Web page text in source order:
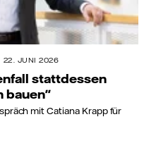
22. JUNI 2026
stattdessen
bauen"
mit Catiana Krapp für